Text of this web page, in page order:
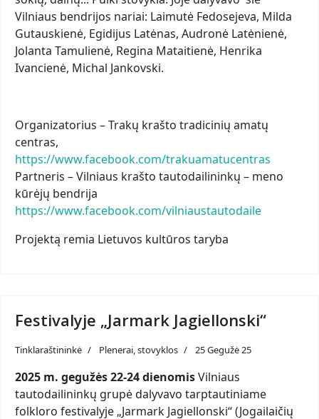
Vilniaus bendrijos nariai: Laimutė Fedosejeva, Milda
Gutauskienė, Egidijus Latėnas, Audronė Latėnienė,
Jolanta Tamulienė, Regina Mataitienė, Henrika
Ivancienė, Michal Jankovski.
Organizatorius – Trakų krašto tradicinių amatų
centras,
https://www.facebook.com/trakuamatucentras
Partneris – Vilniaus krašto tautodailininkų – meno
kūrėjų bendrija
https://www.facebook.com/vilniaustautodaile
Projektą remia Lietuvos kultūros taryba
Festivalyje „Jarmark Jagiellonski“
Tinklaraštininkė Plenerai, stovyklos 25 Gegužė 25
2025 m. gegužės 22-24 dienomisVilniaus
tautodailininkų grupė dalyvavo tarptautiniame
folkloro festivalyje „Jarmark Jagiellonski“ (Jogailaičių